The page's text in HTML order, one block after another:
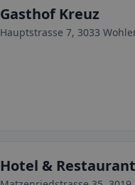
Gasthof Kreuz
Hauptstrasse 7, 3033
Hotel &